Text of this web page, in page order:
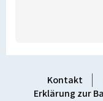
Kontakt
Erklärung zur